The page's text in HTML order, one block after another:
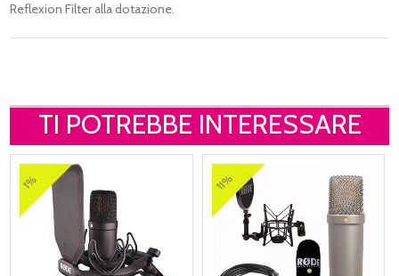
Reflexion Filter alla dotazione.
TI POTREBBE INTERESSARE
1% 11%